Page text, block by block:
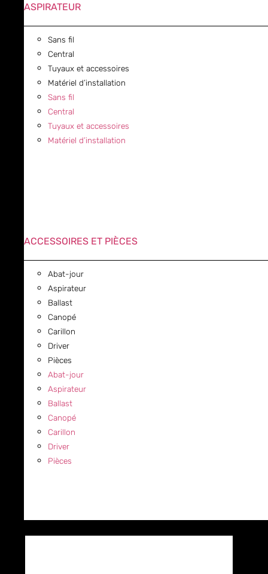
ASPIRATEUR
Sans fil
Central
Tuyaux et accessoires
Matériel d’installation
Sans fil
Central
Tuyaux et accessoires
Matériel d’installation
ACCESSOIRES ET PIÈCES
Abat-jour
Aspirateur
Ballast
Canopé
Carillon
Driver
Pièces
Abat-jour
Aspirateur
Ballast
Canopé
Carillon
Driver
Pièces